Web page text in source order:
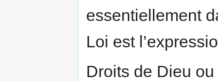
essentiellement
Loi est
Droits de Dieu